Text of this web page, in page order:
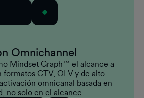
Omnichannel
Mindset Graph™ el alcance a
formatos CTV, OLV y de alto
omnicanal basada en
no solo en el alcance.